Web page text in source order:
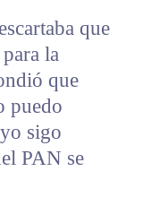
que
la
que
puedo
sigo
PAN se